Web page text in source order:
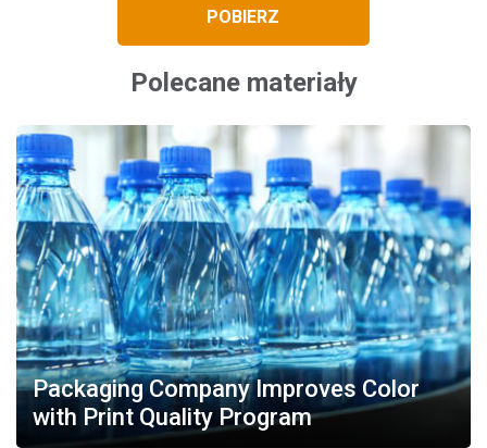
POBIERZ
Polecane materiały
Packaging Company Improves Color
with Print Quality Program